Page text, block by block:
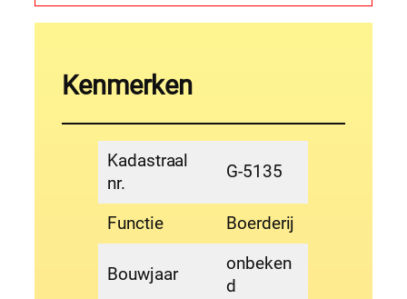
Kenmerken
Kadastraal
nr.
G-5135
Functie Boerderij
Bouwjaar
onbeken
d